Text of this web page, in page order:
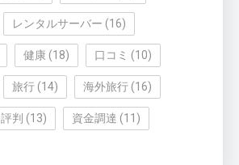
レンタルサーバー (16)
健康 (18) 口コミ (10)
旅行 (14) 海外旅行 (16)
評判 (13) 資金調達 (11)